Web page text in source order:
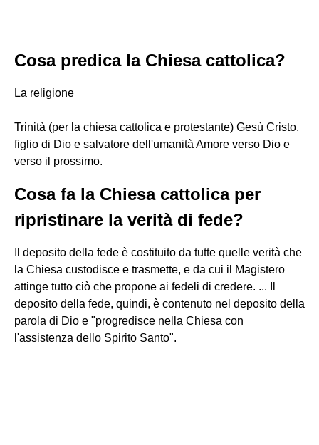
Cosa predica la Chiesa cattolica?
La religione
Trinità (per la chiesa cattolica e protestante) Gesù Cristo,
figlio di Dio e salvatore dell'umanità Amore verso Dio e
verso il prossimo.
Cosa fa la Chiesa cattolica per
ripristinare la verità di fede?
Il deposito della fede è costituito da tutte quelle verità che
la Chiesa custodisce e trasmette, e da cui il Magistero
attinge tutto ciò che propone ai fedeli di credere. ... Il
deposito della fede, quindi, è contenuto nel deposito della
parola di Dio e "progredisce nella Chiesa con
l'assistenza dello Spirito Santo".